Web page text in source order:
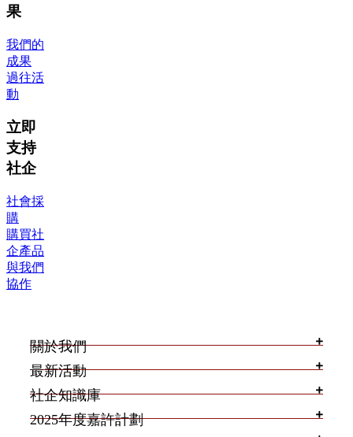
果
我們的
成果
過往活
動
立即
支持
社企
社會採
購
購買社
企產品
與我們
協作
關於我們
最新活動
社企知識庫
2025年度嘉許計劃